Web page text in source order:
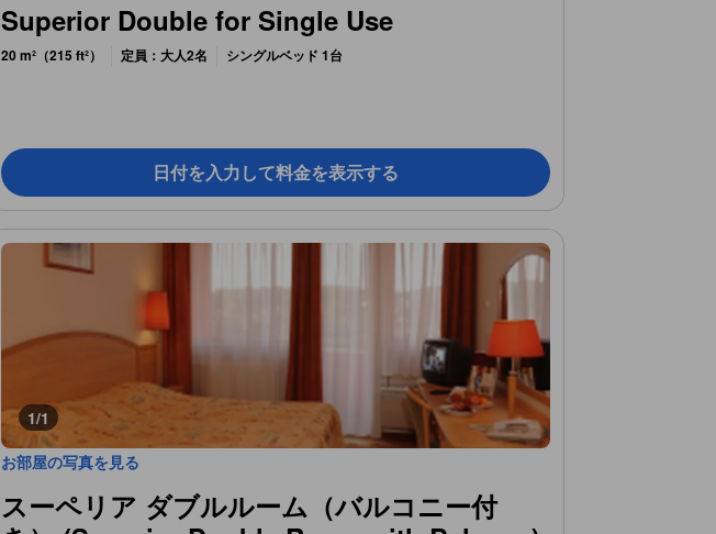
Superior Double for Single Use
20 m²（215 ft²） 定員：大人2名 シングルベッド 1台
日付を入力して料金を表示する
1/1
お部屋の写真を見る
スーペリア ダブルルーム（バルコニー付